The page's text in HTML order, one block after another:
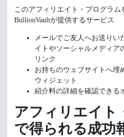
このアフィリエイト・プログラム
BullionVaultが提供するサービス
メールでご友人へお送りい
イトやソーシャルメディア
リンク
お持ちのウェブサイトへ埋
ウィジェット
紹介料の詳細を確認できる
アフィリエイト
で得られる成功